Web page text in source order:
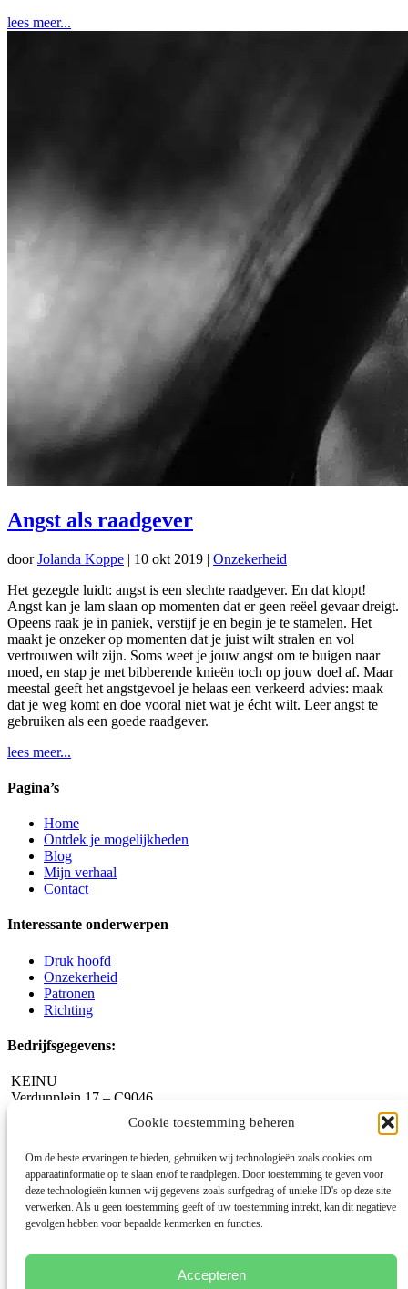
Cookie toestemming beheren
Om de beste ervaringen te bieden, gebruiken wij technologieën zoals cookies om
apparaatinformatie op te slaan en/of te raadplegen. Door toestemming te geven voor
deze technologieën kunnen wij gegevens zoals surfgedrag of unieke ID's op deze site
verwerken. Als u geen toestemming geeft of uw toestemming intrekt, kan dit negatieve
gevolgen hebben voor bepaalde kenmerken en functies.
Accepteren
lees meer...
Angst als raadgever
doorJolanda Koppe | 10 okt 2019 | Onzekerheid
Het gezegde luidt: angst is een slechte raadgever. En dat klopt!
Angst kan je lam slaan op momenten dat er geen reëel gevaar dreigt.
Opeens raak je in paniek, verstijf je en begin je te stamelen. Het
maakt je onzeker op momenten dat je juist wilt stralen en vol
vertrouwen wilt zijn. Soms weet je jouw angst om te buigen naar
moed, en stap je met bibberende knieën toch op jouw doel af. Maar
meestal geeft het angstgevoel je helaas een verkeerd advies: maak
dat je weg komt en doe vooral niet wat je écht wilt. Leer angst te
gebruiken als een goede raadgever.
lees meer...
Pagina’s
Home
Ontdek je mogelijkheden
Blog
Mijn verhaal
Contact
Interessante onderwerpen
Druk hoofd
Onzekerheid
Patronen
Richting
Bedrijfsgegevens:
KEINU
Verdunplein 17 – C9046
www.myhappychoices.com
KvK-nummer: 69746087
Algemene voorwaarden
Privacybeleid